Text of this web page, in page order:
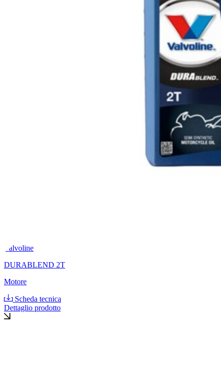
Valvoline
DURABLEND 2T
Motore
Scheda tecnica
Dettaglio prodotto